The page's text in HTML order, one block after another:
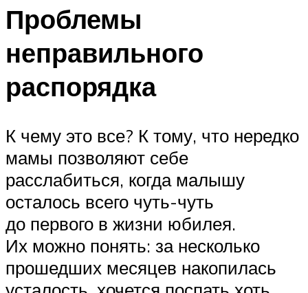
Проблемы
неправильного
распорядка
К чему это все? К тому, что нередко
мамы позволяют себе
расслабиться, когда малышу
осталось всего чуть-чуть
до первого в жизни юбилея.
Их можно понять: за несколько
прошедших месяцев накопилась